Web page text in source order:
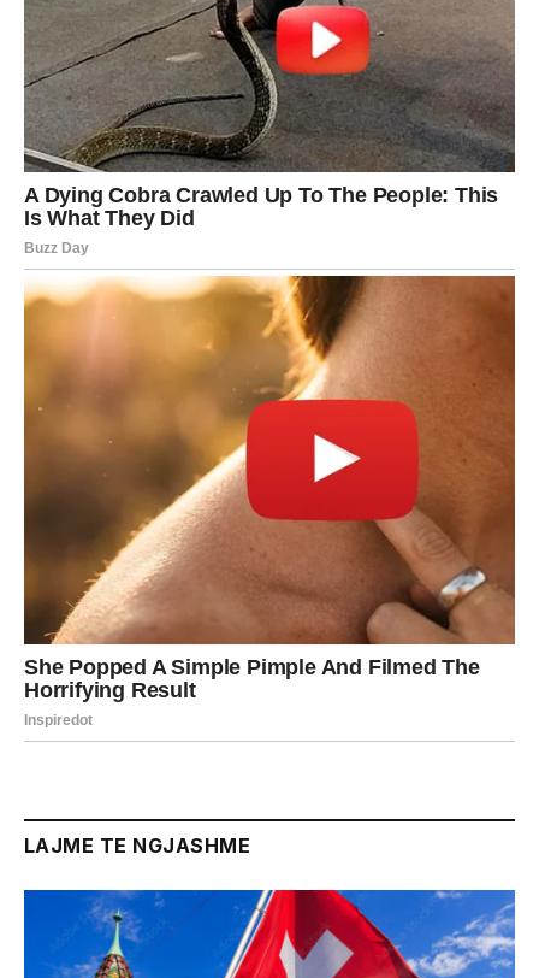
LAJME TE NGJASHME